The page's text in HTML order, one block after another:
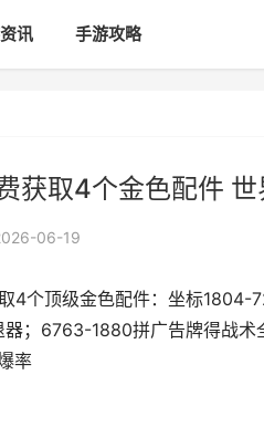
讯 手游攻略
获取4个金色配件
06-19
4个顶级金色配件：坐标
；6763-1880拼广告牌得战
率